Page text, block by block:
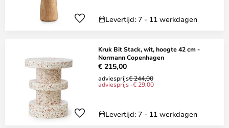
Levertijd: 7 - 11 werkdagen
Kruk Bit Stack, wit, hoogte 42 cm -
Normann Copenhagen
€ 215,00
adviesprijs€ 244,00
adviesprijs -€ 29,00
Levertijd: 7 - 11 werkdagen